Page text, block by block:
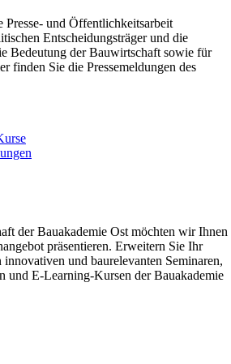
und Öffentlichkeitsarbeit
Entscheidungsträger und die
Bedeutung der Bauwirtschaft sowie für
finden Sie die Pressemeldungen des
der Bauakademie Ost möchten wir Ihnen
präsentieren. Erweitern Sie Ihr
innovativen und baurelevanten Seminaren,
und E-Learning-Kursen der Bauakademie